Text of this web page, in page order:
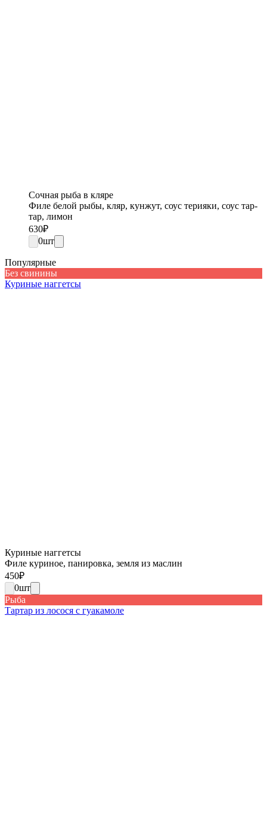
Сочная рыба в кляре
Филе белой рыбы, кляр, кунжут, соус терияки, соус тар-
тар, лимон
630₽
0шт
Популярные
Без свинины
Куриные наггетсы
Куриные наггетсы
Филе куриное, панировка, земля из маслин
450₽
0шт
Рыба
Тартар из лосося с гуакамоле